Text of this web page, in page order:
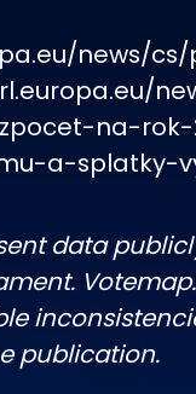
news/
na-
a-splatky-
data
publication.